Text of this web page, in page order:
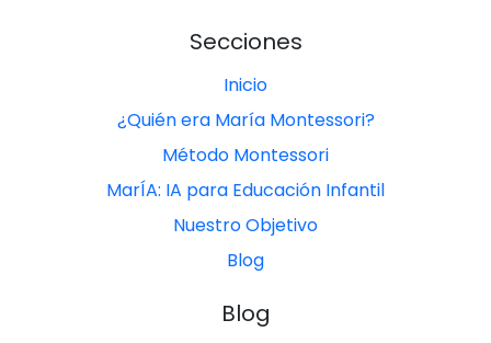
Secciones
Inicio
¿Quién era María Montessori?
Método Montessori
MarÍA: IA para Educación Infantil
Nuestro Objetivo
Blog
Blog